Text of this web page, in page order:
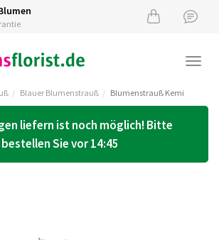
Blauer Blumenstrauß Blumenstrauß Kemi
liefern ist noch möglich! Bitte
bestellen Sie vor 14:45